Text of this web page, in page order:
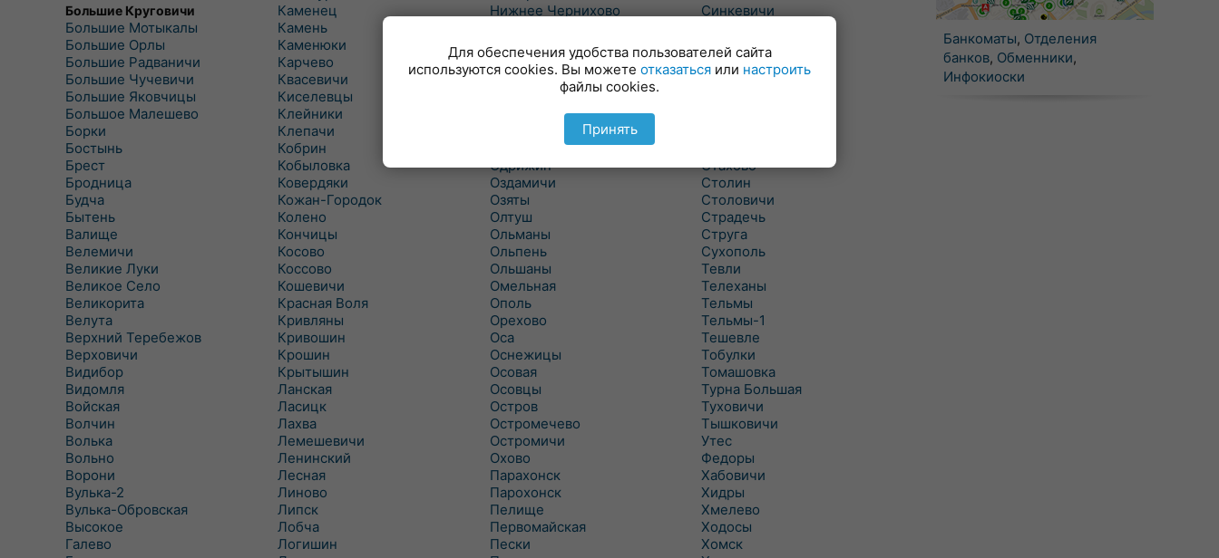
Большие Круговичи
Большие Мотыкалы
Большие Орлы
Большие Радваничи
Большие Чучевичи
Большие Яковчицы
Большое Малешево
Борки
Бостынь
Брест
Бродница
Будча
Бытень
Валище
Велемичи
Великие Луки
Великое Село
Великорита
Велута
Верхний Теребежов
Верховичи
Видибор
Видомля
Войская
Волчин
Волька
Вольно
Ворони
Вулька-2
Вулька-Обровская
Высокое
Галево
Каменец
Камень
Каменюки
Карчево
Квасевичи
Киселевцы
Клейники
Клепачи
Кобрин
Кобыловка
Ковердяки
Кожан-Городок
Колено
Кончицы
Косово
Коссово
Кошевичи
Красная Воля
Кривляны
Кривошин
Крошин
Крытышин
Ланская
Ласицк
Лахва
Лемешевичи
Ленинский
Лесная
Линово
Липск
Лобча
Логишин
Нижнее Чернихово
Новицковичи
Новоселки
Новые Засимовичи
Новые Лыщицы
Оберовщина
Одрижин
Оздамичи
Озяты
Олтуш
Ольманы
Ольпень
Ольшаны
Омельная
Ополь
Орехово
Оса
Оснежицы
Осовая
Осовцы
Остров
Остромечево
Остромичи
Охово
Парахонск
Парохонск
Пелище
Первомайская
Пески
Синкевичи
Снитово
Соколово
Сочивки
Стахово
Столин
Столовичи
Страдечь
Струга
Сухополь
Тевли
Телеханы
Тельмы
Тельмы-1
Тешевле
Тобулки
Томашовка
Турна Большая
Туховичи
Тышковичи
Утес
Федоры
Хабовичи
Хидры
Хмелево
Ходосы
Хомск
Банкоматы, Отделения
банков, Обменники,
Инфокиоски
Для обеспечения удобства пользователей сайта
используются cookies. Вы можете отказаться или настроить
файлы cookies.
Принять